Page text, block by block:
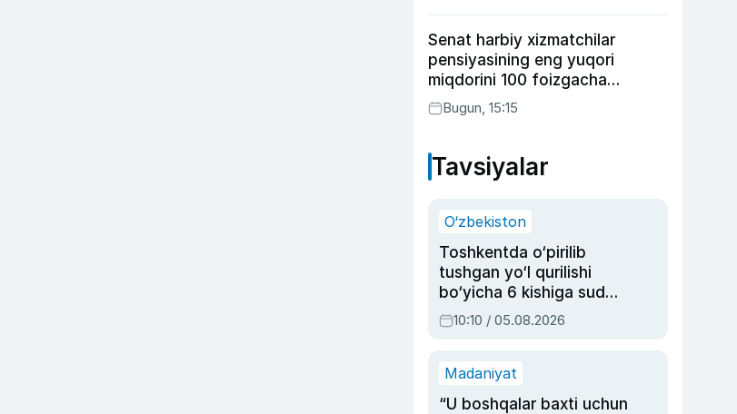
Senat harbiy xizmatchilar
pensiyasining eng yuqori
miqdorini 100 foizgacha
oshirishni nazarda tutuvchi
qonunni ma’qulladi
Bugun, 15:15
Tavsiyalar
O‘zbekiston
Toshkentda o‘pirilib
tushgan yo‘l qurilishi
bo‘yicha 6 kishiga sud
hukmi o‘qildi
10:10 / 05.08.2026
Madaniyat
“U boshqalar baxti uchun